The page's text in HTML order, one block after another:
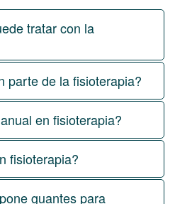
tratar con la
parte de la fisioterapia?
en fisioterapia?
fisioterapia?
guantes para